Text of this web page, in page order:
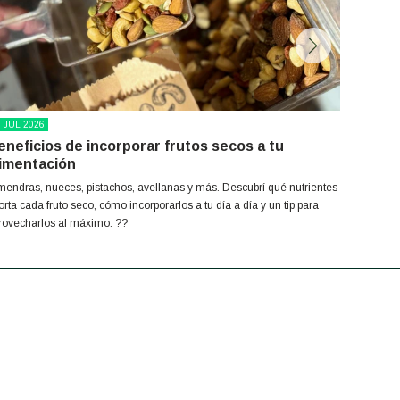
JUL 2026
de incorporar frutos secos a tu
nueces, pistachos, avellanas y más. Descubrí qué nutrientes
cada fruto seco, cómo incorporarlos a tu día a día y un tip para
al máximo. ??